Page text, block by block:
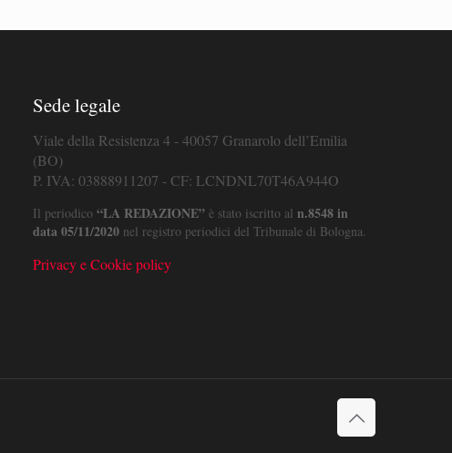
Sede legale
Viale della Resistenza 4 - 40057 Granarolo dell’Emilia
(BO)
P. IVA: 03888911207 - CF: LCNDNL70T46A944O
Il periodico “LA REDAZIONE”è stato iscritto al n.8548 in
data 05/11/2020nel registro periodici del Tribunale di Bologna.
Privacy e Cookie policy